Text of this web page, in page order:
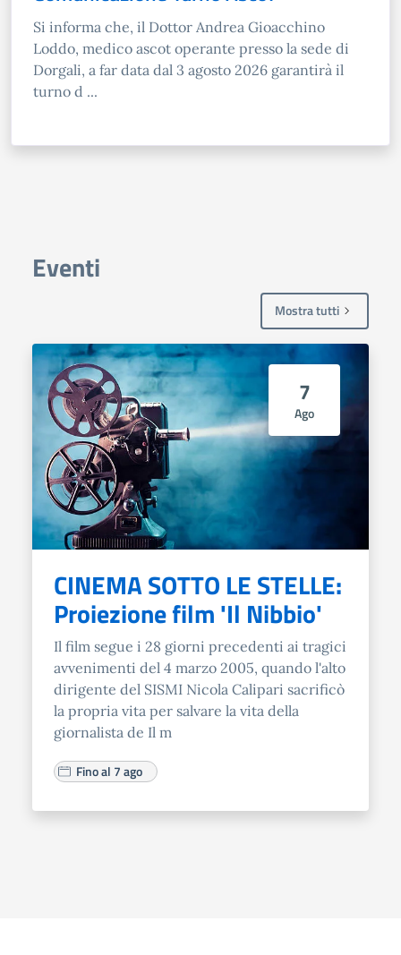
Si informa che, il Dottor Andrea Gioacchino
Loddo, medico ascot operante presso la sede di
Dorgali, a far data dal 3 agosto 2026 garantirà il
turno d ...
Eventi
Mostra tutti
7
Ago
CINEMA SOTTO LE STELLE:
Proiezione film 'Il Nibbio'
Il film segue i 28 giorni precedenti ai tragici
avvenimenti del 4 marzo 2005, quando l'alto
dirigente del SISMI Nicola Calipari sacrificò
la propria vita per salvare la vita della
giornalista de Il m
Fino al 7 ago